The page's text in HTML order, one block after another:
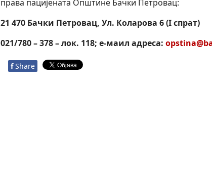
права пацијената Општине Бачки Петровац:
21 470 Бачки Петровац, Ул. Коларова 6 (Iспрат)
021/780 – 378 – лок. 118; е-маил адреса:
f Share